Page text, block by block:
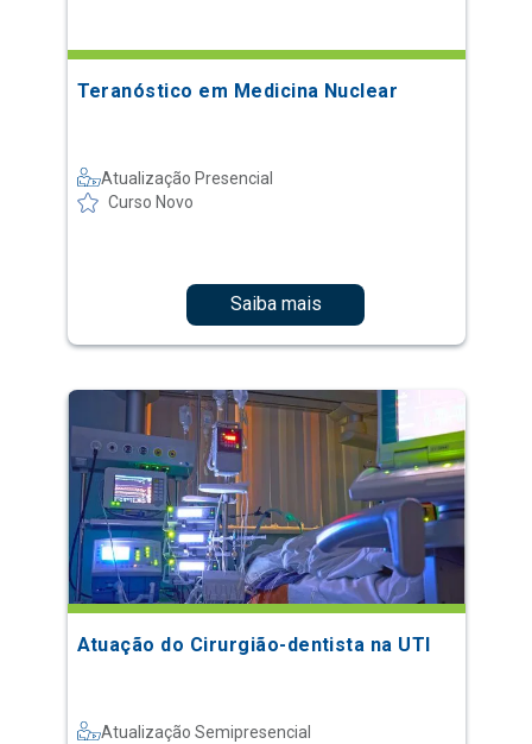
Teranóstico em Medicina Nuclear
Atualização Presencial
Curso Novo
Saiba mais
Atuação do Cirurgião-dentista na UTI
Atualização Semipresencial